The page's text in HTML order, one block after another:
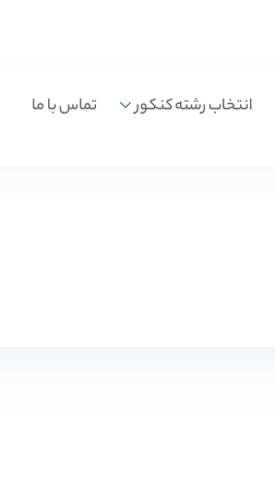
انتخاب رشته کنکور تماس با ما